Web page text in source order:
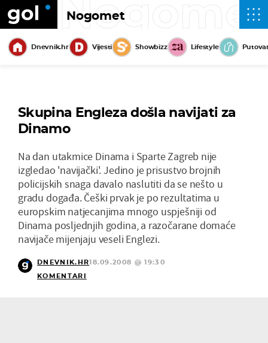
Nogomet
Dnevnik.hr Vijesti Showbizz Lifestyle
Skupina Engleza došla navijati za
Dinamo
Na dan utakmice Dinama i Sparte Zagreb nije
izgledao 'navijački'. Jedino je prisustvo brojnih
policijskih snaga davalo naslutiti da se nešto u
gradu događa. Češki prvak je po rezultatima u
europskim natjecanjima mnogo uspješniji od
Dinama posljednjih godina, a razočarane domaće
navijače mijenjaju veseli Englezi.
DNEVNIK.HR18.09.2008 @ 19:30
KOMENTARI